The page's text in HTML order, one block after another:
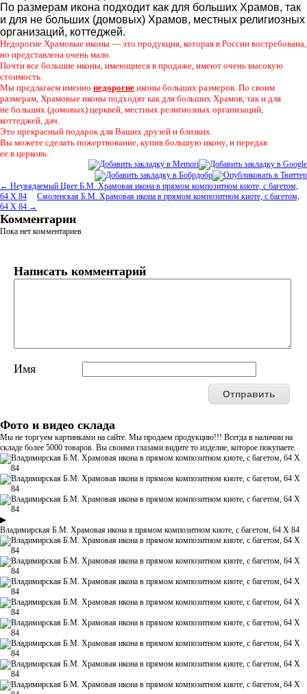
По размерам икона подходит как для больших Храмов, так
и для не больших (домовых) Храмов, местных религиозных
организаций, коттеджей.
Недорогие Храмовые иконы — это продукция, которая в России востребована,
но представлена очень мало.
Почти все большие иконы, имеющиеся в продаже, имеют очень высокую
стоимость.
Мы предлагаем именно недорогие иконы больших размеров. По своим
размерам, Храмовые иконы подходят как для больших Храмов, так и для
не больших (домовых) церквей, местных религиозных организаций,
коттеджей, дач.
Это прекрасный подарок для Ваших друзей и близких.
Вы можете сделать пожертвование, купив большую икону, и передав
ее в церковь.
← Неувядаемый Цвет Б.М. Храмовая икона в прямом композитном киоте, с багетом,
64 Х 84
Смоленская Б.М. Храмовая икона в прямом композитном киоте, с багетом,
64 Х 84 →
Комментарии
Пока нет комментариев
Написать комментарий
Имя
Фото и видео склада
Мы не торгуем картинками на сайте. Мы продаем продукцию!!! Всегда в наличии на
складе более 5000 товаров. Вы своими глазами видите то изделие, которое покупаете.
▶
Владимирская Б.М. Храмовая икона в прямом композитном киоте, с багетом, 64 Х 84